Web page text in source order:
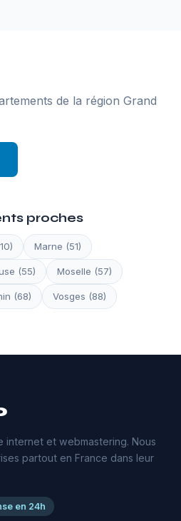
de la région Grand
proches
Marne (51)
(55) Moselle (57)
(68) Vosges (88)
et webmastering. Nous
partout en France dans leur
en 24h